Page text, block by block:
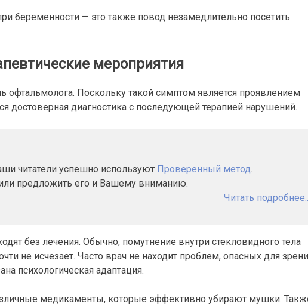
беременности — это также повод незамедлительно посетить
мероприятия
офтальмолога. Поскольку такой симптом является проявлением
достоверная диагностика с последующей терапией нарушений.
читатели успешно используют Проверенный метод.
предложить его и Вашему вниманию.
Читать
без лечения. Обычно, помутнение внутри стекловидного тела
не исчезает. Часто врач не находит проблем, опасных для
психологическая адаптация.
медикаменты, которые эффективно убирают мушки.